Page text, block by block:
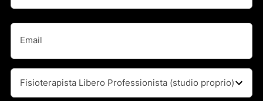
Email
Professione